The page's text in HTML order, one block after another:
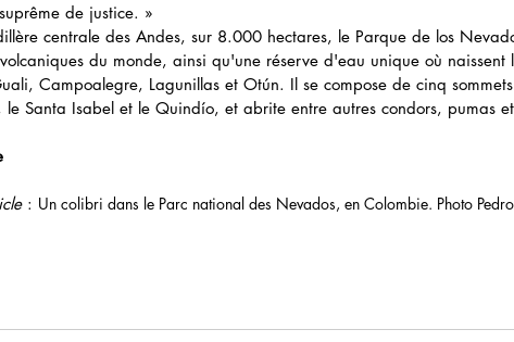
de justice. »
centrale des Andes, sur 8.000 hectares, le Parque de los
du monde, ainsi qu'une réserve d'eau unique où naissent
Campoalegre, Lagunillas et Otún. Il se compose de cinq
le Santa Isabel et le Quindío, et abrite entre autres condors, pumas
: Un colibri dans le Parc national des Nevados, en Colombie. Photo